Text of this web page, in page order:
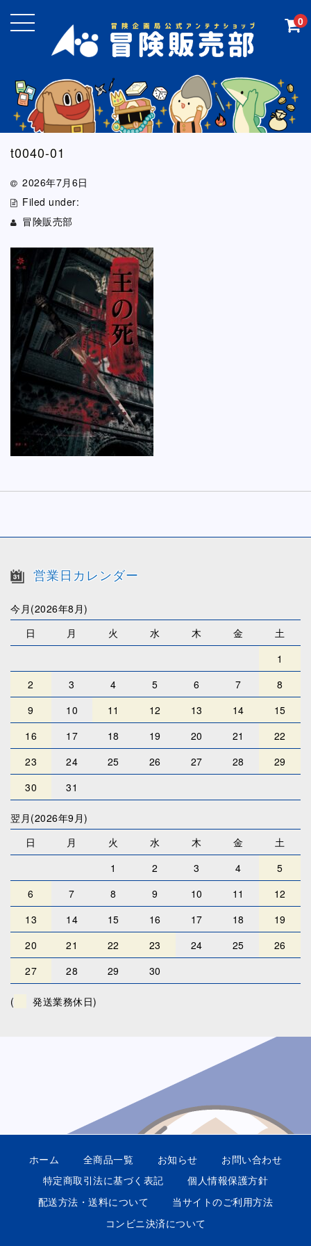
0
t0040-01
2026年7月6日
Filed under:
冒険販売部
営業日カレンダー
今月(2026年8月)
日
月 火 水 木 金
土
1
2
3 4 5 6 7
8
9
10 11 12 13 14
15
16
17 18 19 20 21
22
23
24 25 26 27 28
29
30
31
翌月(2026年9月)
日
月 火 水 木 金
土
1
2 3 4
5
6
7 8 9 10 11
12
13
14 15 16 17 18
19
20
21 22 23 24 25
26
27
28 29 30
( 発送業務休日)
ホーム 全商品一覧 お知らせ
お問い合わせ
特定商取引法に基づく表記
個人情報保護方針
配送方法・送料について
当サイトのご利用方法
コンビニ決済について